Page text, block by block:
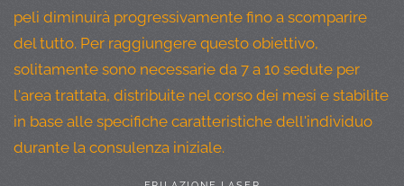
peli diminuirà progressivamente fino a scomparire
del tutto. Per raggiungere questo obiettivo,
solitamente sono necessarie da 7 a 10 sedute per
l'area trattata, distribuite nel corso dei mesi e stabilite
in base alle specifiche caratteristiche dell'individuo
durante la consulenza iniziale.